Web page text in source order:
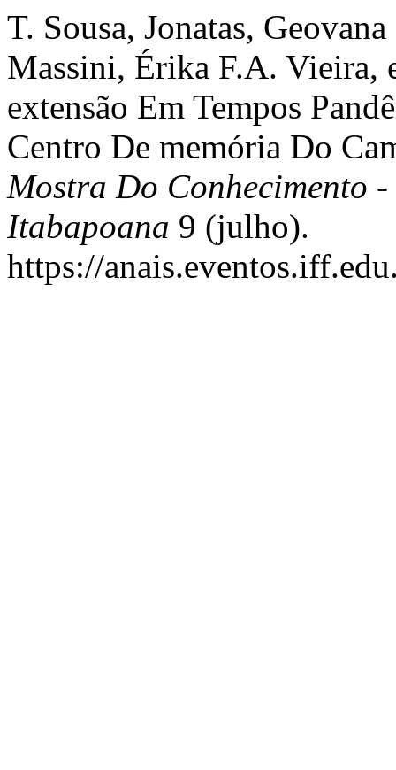
T. Sousa, Jonatas,
Massini, Érika F.A. Vieira,
extensão Em Tempos
Centro De memória Do
Mostra Do Conhecimento -
Itabapoana 9 (julho).
https://